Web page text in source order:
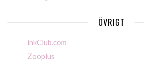
ÖVRIGT
inkClub.com
Zooplus